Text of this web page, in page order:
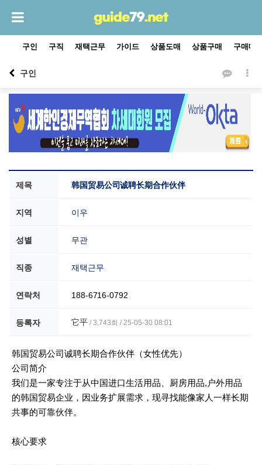
구인 구직 재택근무 가이드 상품도매 상품구매 구매대
구인
제목 韩国贸易公司诚聘长期合作伙伴
지역 이우
성별 무관
직종 재택근무
연락처 188-6716-0792
등록자 它平 / 3,743회 / 25-05-30 08:01
본문
韩国贸易公司诚聘长期合作伙伴（女性优先）
公司简介
我们是一家专注于从中国进口生活用品、厨房用品,户外用品
的韩国贸易企业，因业务扩展需求，现寻找能像家人一样长期
共事的可靠伙伴。
核心要求